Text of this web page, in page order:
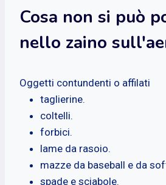
Cosa non si può
nello zaino
Oggetti contundenti o affilati
taglierine.
coltelli.
forbici.
lame da rasoio.
mazze da baseball e da
spade e sciabole.